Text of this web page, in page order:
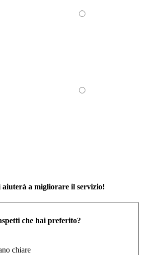
a migliorare il servizio!
che hai preferito?
chiare